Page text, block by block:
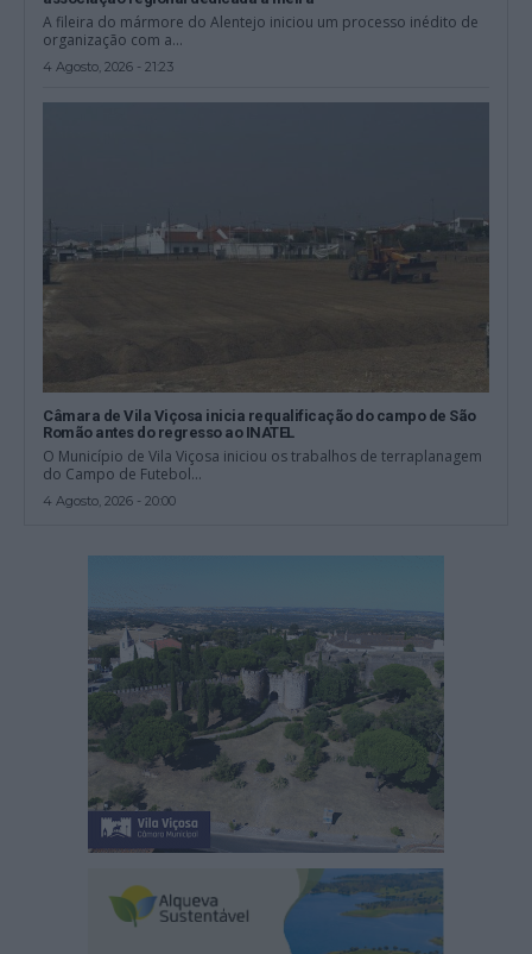
A fileira do mármore do Alentejo iniciou um processo inédito de
organização com a...
4 Agosto, 2026 - 21:23
Câmara de Vila Viçosa inicia requalificação do campo de São
Romão antes do regresso ao INATEL
O Município de Vila Viçosa iniciou os trabalhos de terraplanagem
do Campo de Futebol...
4 Agosto, 2026 - 20:00